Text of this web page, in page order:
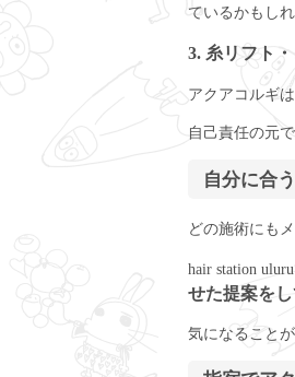
ているかもしれ
3. 糸リフト
アクアコルギ
自己責任の元
自分に合
どの施術にも
hair station uluru
せた提案をし
気になること